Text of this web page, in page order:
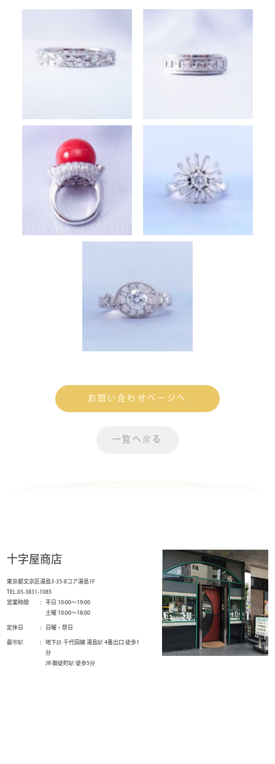
お問い合わせページへ
一覧へ戻る
十字屋商店
東京都文京区湯島3-35-8コア湯島1F
TEL.03-3831-1085
営業時間
平日 10:00～19:00
土曜 10:00～18:00
定休日
日曜・祭日
最寄駅
地下鉄 千代田線 湯島駅 4番出口 徒歩1
分
JR 御徒町駅 徒歩5分